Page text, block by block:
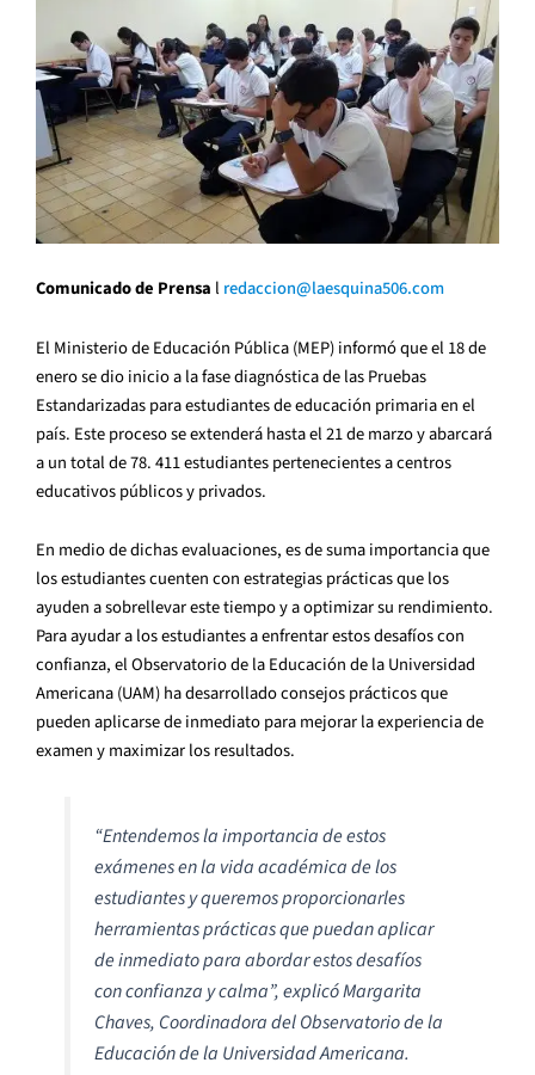
Comunicado de Prensa l redaccion@laesquina506.com
El Ministerio de Educación Pública (MEP) informó que el 18 de
enero se dio inicio a la fase diagnóstica de las Pruebas
Estandarizadas para estudiantes de educación primaria en el
país. Este proceso se extenderá hasta el 21 de marzo y abarcará
a un total de 78. 411 estudiantes pertenecientes a centros
educativos públicos y privados.
En medio de dichas evaluaciones, es de suma importancia que
los estudiantes cuenten con estrategias prácticas que los
ayuden a sobrellevar este tiempo y a optimizar su rendimiento.
Para ayudar a los estudiantes a enfrentar estos desafíos con
confianza, el Observatorio de la Educación de la Universidad
Americana (UAM) ha desarrollado consejos prácticos que
pueden aplicarse de inmediato para mejorar la experiencia de
examen y maximizar los resultados.
“Entendemos la importancia de estos
exámenes en la vida académica de los
estudiantes y queremos proporcionarles
herramientas prácticas que puedan aplicar
de inmediato para abordar estos desafíos
con confianza y calma”, explicó Margarita
Chaves, Coordinadora del Observatorio de la
Educación de la Universidad Americana.